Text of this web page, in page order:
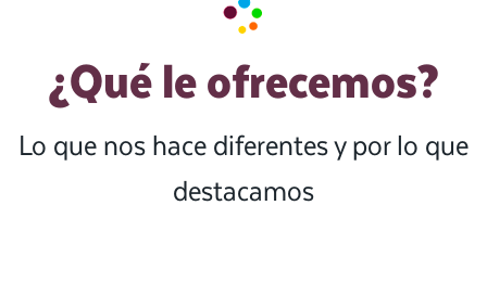
¿Qué le ofrecemos?
Lo que nos hace diferentes y por lo que
destacamos